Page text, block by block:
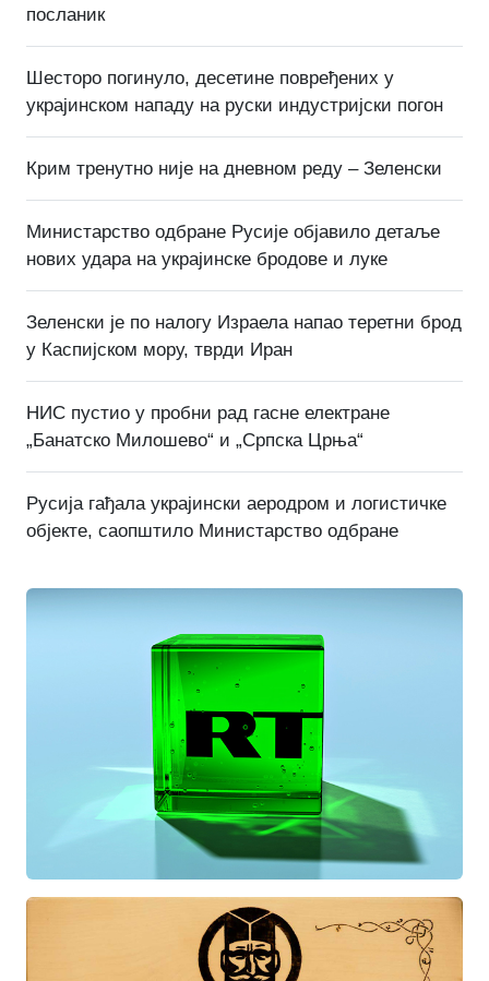
посланик
Шесторо погинуло, десетине повређених у
украјинском нападу на руски индустријски погон
Крим тренутно није на дневном реду – Зеленски
Министарство одбране Русије објавило детаље
нових удара на украјинске бродове и луке
Зеленски је по налогу Израела напао теретни брод
у Каспијском мору, тврди Иран
НИС пустио у пробни рад гасне електране
„Банатско Милошево“ и „Српска Црња“
Русија гађала украјински аеродром и логистичке
објекте, саопштило Министарство одбране